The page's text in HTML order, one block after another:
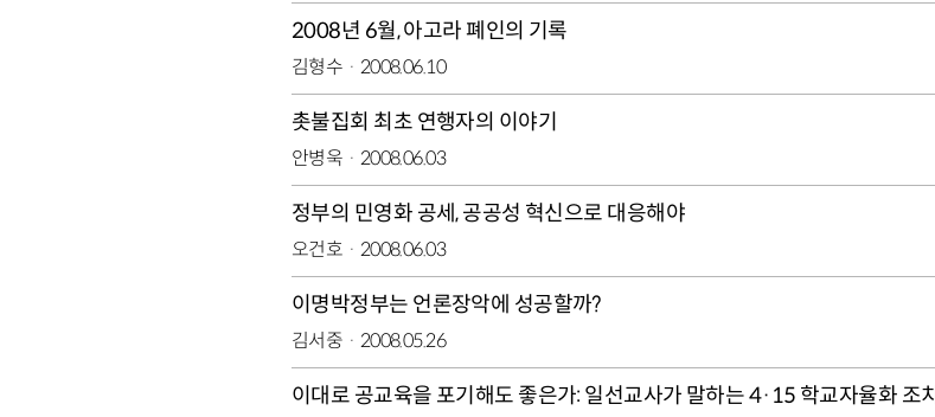
2008년 6월, 아고라 폐인의 기록
김형수 2008.06.10
촛불집회 최초 연행자의 이야기
안병욱 2008.06.03
정부의 민영화 공세, 공공성 혁신으로 대응해야
오건호 2008.06.03
이명박정부는 언론장악에 성공할까?
김서중 2008.05.26
이대로 공교육을 포기해도 좋은가: 일선교사가 말하는 4·15 학교자율화 조치